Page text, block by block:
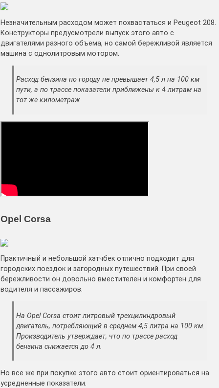
Незначительным расходом может похвастаться и Peugeot 208.
Конструкторы предусмотрели выпуск этого авто с
двигателями разного объема, но самой бережливой является
машина с однолитровым мотором.
Расход бензина по городу не превышает 4,5 л на 100 км
пути, а по трассе показатели приближены к 4 литрам на
тот же километраж.
Opel Corsa
Практичный и небольшой хэтчбек отлично подходит для
городских поездок и загородных путешествий. При своей
бережливости он довольно вместителен и комфортен для
водителя и пассажиров.
На Opel Corsa стоит литровый трехцилиндровый
двигатель, потребляющий в среднем 4,5 литра на 100 км.
Производитель утверждает, что по трассе расход
бензина снижается до 4 л.
Но все же при покупке этого авто стоит ориентироваться на
усредненные показатели.